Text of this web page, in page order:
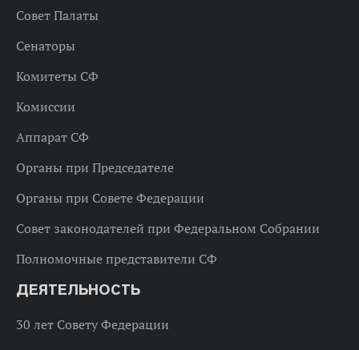
Совет Палаты
Сенаторы
Комитеты СФ
Комиссии
Аппарат СФ
Органы при Председателе
Органы при Совете Федерации
Совет законодателей при Федеральном Собрании
Полномочные представители СФ
ДЕЯТЕЛЬНОСТЬ
30 лет Совету Федерации